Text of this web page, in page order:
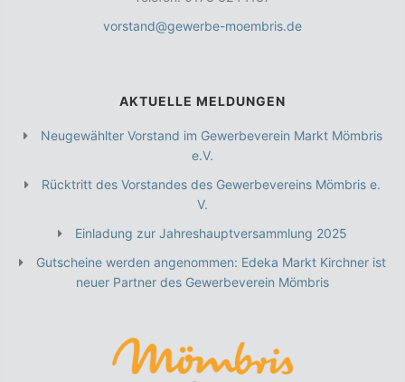
vorstand@gewerbe-moembris.de
AKTUELLE MELDUNGEN
Neugewählter Vorstand im Gewerbeverein Markt Mömbris
e.V.
Rücktritt des Vorstandes des Gewerbevereins Mömbris e.
V.
Einladung zur Jahreshauptversammlung 2025
Gutscheine werden angenommen: Edeka Markt Kirchner ist
neuer Partner des Gewerbeverein Mömbris